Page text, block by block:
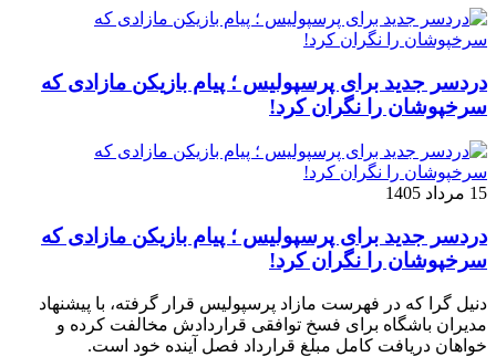
دردسر جدید برای پرسپولیس ؛ پیام بازیکن مازادی که
سرخپوشان را نگران کرد!
15 مرداد 1405
دردسر جدید برای پرسپولیس ؛ پیام بازیکن مازادی که
سرخپوشان را نگران کرد!
دنیل گرا که در فهرست مازاد پرسپولیس قرار گرفته، با پیشنهاد
مدیران باشگاه برای فسخ توافقی قراردادش مخالفت کرده و
خواهان دریافت کامل مبلغ قرارداد فصل آینده خود است.